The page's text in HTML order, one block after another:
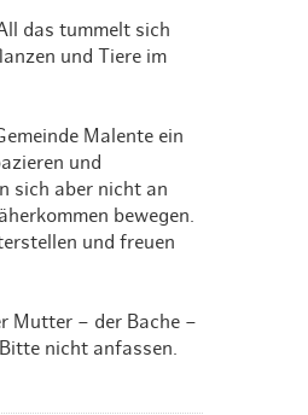
das tummelt sich
und Tiere im
Malente ein
und
sich aber nicht an
bewegen.
und freuen
Mutter – der Bache –
nicht anfassen.